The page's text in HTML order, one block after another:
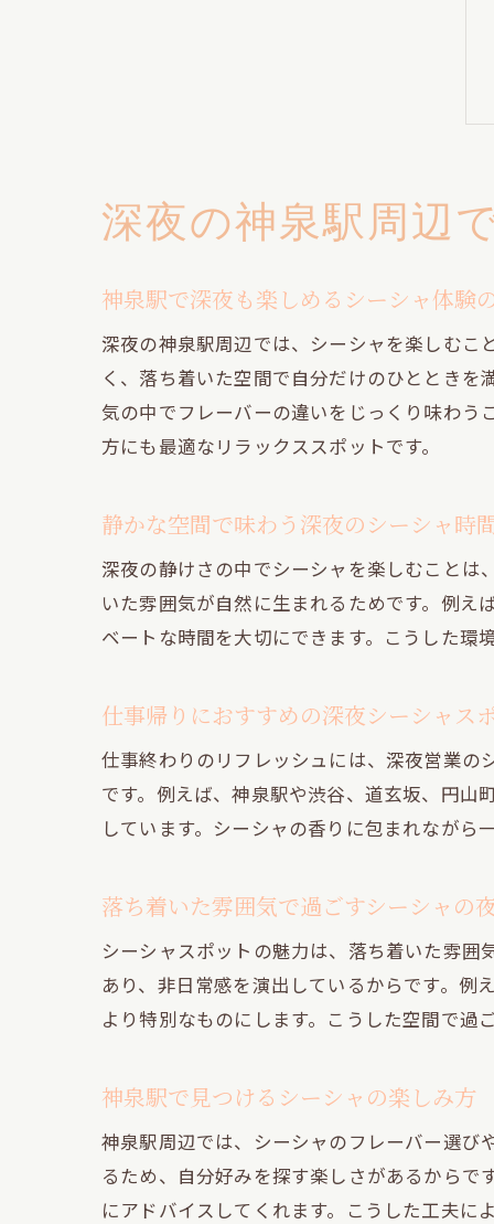
深夜の神泉駅周辺
神泉駅で深夜も楽しめるシーシャ体験
深夜の神泉駅周辺では、シーシャを楽しむこ
く、落ち着いた空間で自分だけのひととき
気の中でフレーバーの違いをじっくり味わう
方にも最適なリラックススポットです。
静かな空間で味わう深夜のシーシャ時
深夜の静けさの中でシーシャを楽しむことは
いた雰囲気が自然に生まれるためです。例
ベートな時間を大切にできます。こうした環
仕事帰りにおすすめの深夜シーシャス
仕事終わりのリフレッシュには、深夜営業の
です。例えば、神泉駅や渋谷、道玄坂、円山
しています。シーシャの香りに包まれながら
落ち着いた雰囲気で過ごすシーシャの
シーシャスポットの魅力は、落ち着いた雰
あり、非日常感を演出しているからです。例
より特別なものにします。こうした空間で過
神泉駅で見つけるシーシャの楽しみ方
神泉駅周辺では、シーシャのフレーバー選び
るため、自分好みを探す楽しさがあるから
にアドバイスしてくれます。こうした工夫に